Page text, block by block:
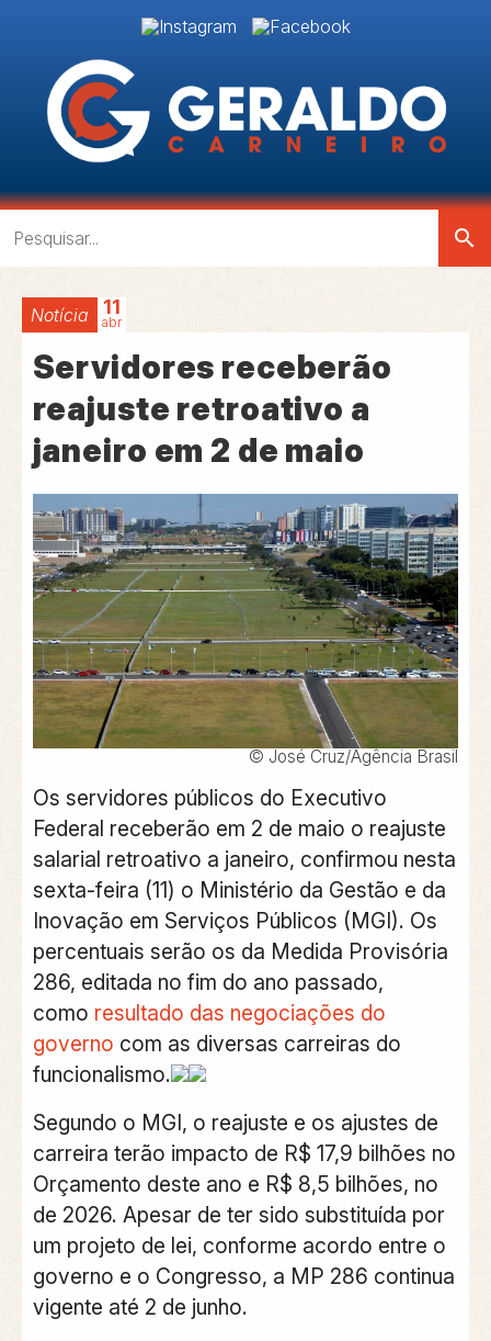
search
Notícia 11
abr
Servidores receberão
reajuste retroativo a
janeiro em 2 de maio
© José Cruz/Agência Brasil
Os servidores públicos do Executivo
Federal receberão em 2 de maio o reajuste
salarial retroativo a janeiro, confirmou nesta
sexta-feira (11) o Ministério da Gestão e da
Inovação em Serviços Públicos (MGI). Os
percentuais serão os da Medida Provisória
286, editada no fim do ano passado,
como resultado das negociações do
governo com as diversas carreiras do
funcionalismo.
Segundo o MGI, o reajuste e os ajustes de
carreira terão impacto de R$ 17,9 bilhões no
Orçamento deste ano e R$ 8,5 bilhões, no
de 2026. Apesar de ter sido substituída por
um projeto de lei, conforme acordo entre o
governo e o Congresso, a MP 286 continua
vigente até 2 de junho.